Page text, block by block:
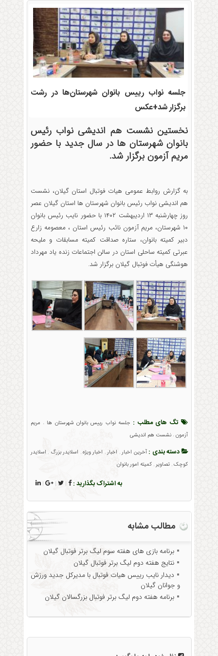
جلسه نواب رییس بانوان شهرستان‌ها در رشت
برگزار شد+عکس
نخستین نشست هم اندیشی نواب رئیس
بانوان شهرستان ها در سال جدید با حضور
مریم آزمون برگزار شد.
به گزارش روابط عمومی هیات فوتبال استان گیلان، نشست
هم اندیشی نواب رئیس بانوان شهرستان ها استان گیلان عصر
روز چهارشنبه ۱۳ اردیبهشت ۱۴۰۲ با حضور نایب رئیس بانوان
۱۰ شهرستان، مریم آزمون نائب رئیس استان ، معصومه زارع
دبیر کمیته بانوان، ستاره صداقت کمیته مسابقات و ملیحه
عبرتی کمیته ساحلی استان در سالن اجتماعات زنده یاد مهرداد
هوشنگی هیأت فوتبال گیلان برگزار شد.
تگ های مطلب : جلسه نواب رییس بانوان شهرستان ها ، مريم
آزمون، نشست هم اندیشی
دسته بندی :آخرین اخبار , اخبار , اخبار ویژه , اسلایدر بزرگ , اسلایدر
کوچک, تصاویر , کمیته امور بانوان
به اشتراک بگذارید : |
|
|
مطالب مشابه
برنامه بازی های هفته سوم لیگ برتر فوتبال گیلان
نتایج هفته دوم لیگ برتر فوتبال گیلان
دیدار نایب رییس هیات فوتبال با مدیرکل جدید ورزش
و جوانان گیلان
برنامه هفته‌ دوم لیگ برتر فوتبال بزرگسالان گیلان